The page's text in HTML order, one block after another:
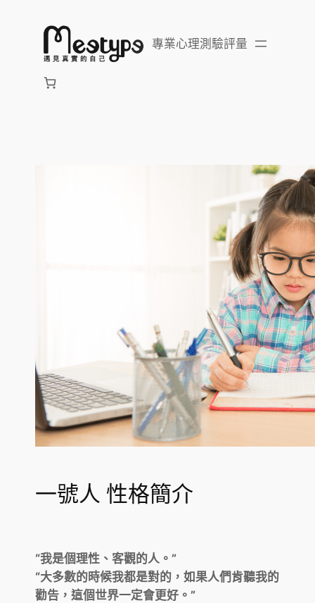
專業心理測驗評量
一號人 性格簡介
“我是個理性、客觀的人。”
“大多數的時候我都是對的，如果人們肯聽我的
勸告，這個世界一定會更好。”